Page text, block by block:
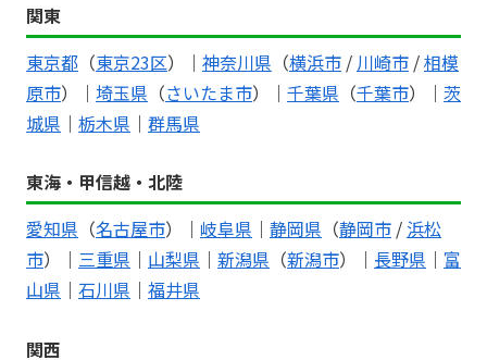
関東
東京都 （東京23区）｜ 神奈川県 （横浜市 / 川崎市 /相模
原市）｜ 埼玉県 （さいたま市）｜ 千葉県 （千葉市）｜ 茨
城県 ｜ 栃木県 ｜ 群馬県
東海・甲信越・北陸
愛知県 （名古屋市）｜ 岐阜県 ｜ 静岡県 （静岡市 / 浜松
市）｜ 三重県 ｜ 山梨県 ｜ 新潟県 （新潟市）｜ 長野県 ｜ 富
山県 ｜ 石川県 ｜ 福井県
関西